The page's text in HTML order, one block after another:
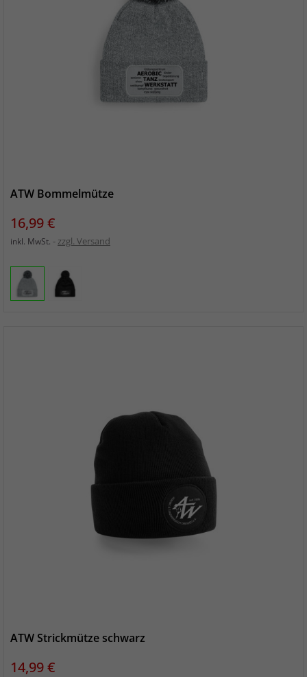
ATW Bommelmütze
Preis
16,99 €
inkl. MwSt. zzgl. Versand
ATW Strickmütze schwarz
Preis
14,99 €